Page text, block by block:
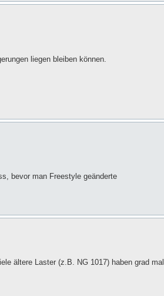
liegen bleiben können.
bevor man Freestyle geänderte
ältere Laster (z.B. NG 1017) haben grad mal